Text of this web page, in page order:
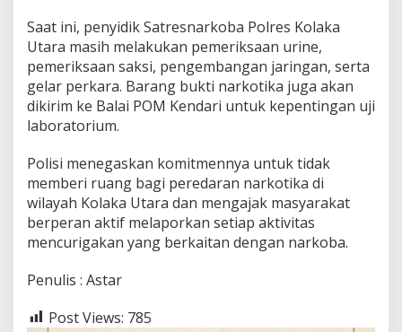
Saat ini, penyidik Satresnarkoba Polres Kolaka
Utara masih melakukan pemeriksaan urine,
pemeriksaan saksi, pengembangan jaringan, serta
gelar perkara. Barang bukti narkotika juga akan
dikirim ke Balai POM Kendari untuk kepentingan uji
laboratorium.
Polisi menegaskan komitmennya untuk tidak
memberi ruang bagi peredaran narkotika di
wilayah Kolaka Utara dan mengajak masyarakat
berperan aktif melaporkan setiap aktivitas
mencurigakan yang berkaitan dengan narkoba.
Penulis : Astar
Post Views: 785